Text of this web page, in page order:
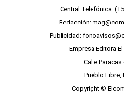
Central Telefónica:
Redacción:
Publicidad:
Empresa Editora
Calle Paracas
Pueblo Libre,
Copyright ©